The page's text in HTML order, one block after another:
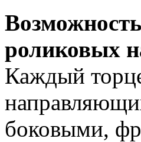
роликовых
Каждый
боковыми,